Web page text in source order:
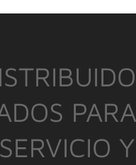
PARA
Y